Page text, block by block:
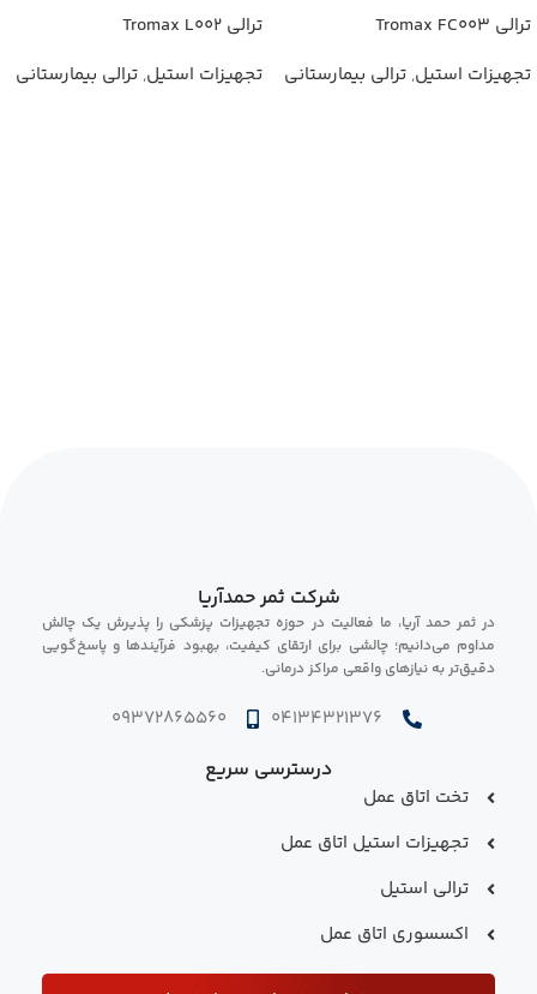
ترالی Tromax FC003
تجهیزات استیل, ترالی بیمارستانی
ترالی Tromax L002
تجهیزات استیل, ترالی بیمارستانی
شرکت ثمر حمدآریا
در ثمر حمد آریا، ما فعالیت در حوزه تجهیزات پزشکی را پذیرش یک چالش
مداوم می‌دانیم؛ چالشی برای ارتقای کیفیت، بهبود فرآیندها و پاسخ‌گویی
دقیق‌تر به نیازهای واقعی مراکز درمانی.
04134321376
09372865560
درسترسی سریع
تخت اتاق عمل
تجهیزات استیل اتاق عمل
ترالی استیل
اکسسوری اتاق عمل